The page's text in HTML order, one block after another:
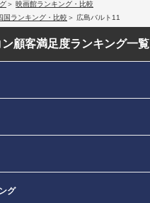
映画館ランキング・比較
国ランキング・比較
広島バルト11
ン顧客満足度ランキング一覧
グ